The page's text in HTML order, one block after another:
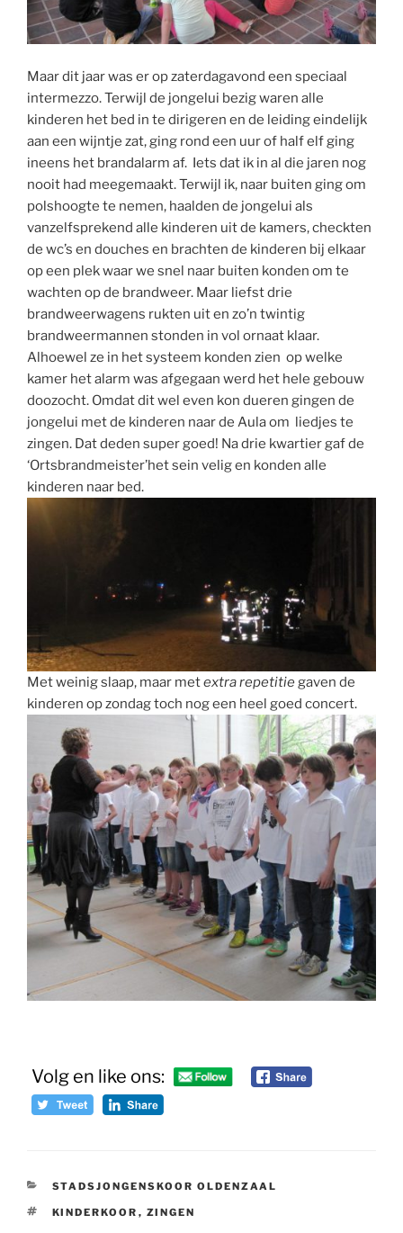
Maar dit jaar was er op zaterdagavond een speciaal
intermezzo. Terwijl de jongelui bezig waren alle
kinderen het bed in te dirigeren en de leiding eindelijk
aan een wijntje zat, ging rond een uur of half elf ging
ineens het brandalarm af. Iets dat ik in al die jaren nog
nooit had meegemaakt. Terwijl ik, naar buiten ging om
polshoogte te nemen, haalden de jongelui als
vanzelfsprekend alle kinderen uit de kamers, checkten
de wc’s en douches en brachten de kinderen bij elkaar
op een plek waar we snel naar buiten konden om te
wachten op de brandweer. Maar liefst drie
brandweerwagens rukten uit en zo’n twintig
brandweermannen stonden in vol ornaat klaar.
Alhoewel ze in het systeem konden zien op welke
kamer het alarm was afgegaan werd het hele gebouw
doozocht. Omdat dit wel even kon dueren gingen de
jongelui met de kinderen naar de Aula om liedjes te
zingen. Dat deden super goed! Na drie kwartier gaf de
‘Ortsbrandmeister’het sein velig en konden alle
kinderen naar bed.
Met weinig slaap, maar metextra repetitiegaven de
kinderen op zondag toch nog een heel goed concert.
Volg en like ons:
CATEGORIEËN
STADSJONGENSKOOR OLDENZAAL
TAGS
KINDERKOOR , ZINGEN